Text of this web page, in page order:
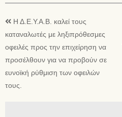
Η Δ.Ε.Υ.Α.Β. καλεί τους
καταναλωτές με ληξιπρόθεσμες
οφειλές προς την επιχείρηση να
προσέλθουν για να προβούν σε
ευνοϊκή ρύθμιση των οφειλών
τους.